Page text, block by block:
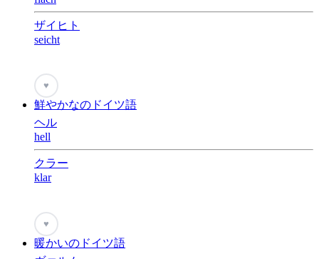
ザイヒト
seicht
♥
鮮やかなのドイツ語
ヘル
hell
クラー
klar
♥
暖かいのドイツ語